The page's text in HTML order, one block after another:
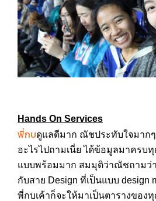
Hands On Services
พี่กบดูแลดีมาก ณัชประทับใจมากๆ
อะไรไปถามเนี่ย ได้ข้อมูลมาครบ
แบบพร้อมมาก สมมุติว่าณัชถามว่
กับสาย Design ที่เป็นแบบ design
พี่กบเค้าก็จะให้มาเป็นตารางของ